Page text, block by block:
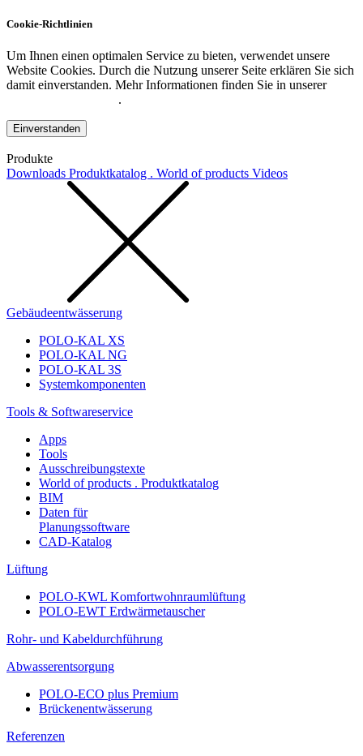
Cookie-Richtlinien
Um Ihnen einen optimalen Service zu bieten, verwendet unsere
Website Cookies. Durch die Nutzung unserer Seite erklären Sie sich
damit einverstanden. Mehr Informationen finden Sie in unserer
.
Einverstanden
Produkte
Downloads Produktkatalog . World of products Videos
Gebäudeentwässerung
POLO-KAL XS
POLO-KAL NG
POLO-KAL 3S
Systemkomponenten
Tools & Softwareservice
Apps
Tools
Ausschreibungstexte
World of products . Produktkatalog
BIM
Daten für
Planungssoftware
CAD-Katalog
Lüftung
POLO-KWL Komfortwohnraumlüftung
POLO-EWT Erdwärmetauscher
Rohr- und Kabeldurchführung
Abwasserentsorgung
POLO-ECO plus Premium
Brückenentwässerung
Referenzen